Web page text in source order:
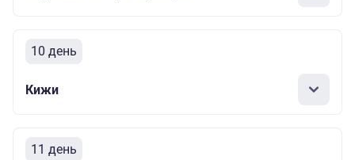
10 день
Кижи
11 день